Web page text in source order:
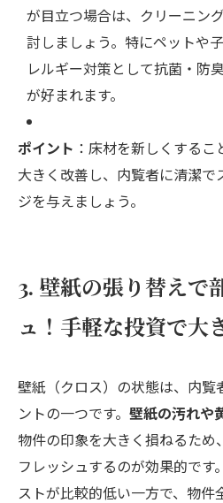
が目立つ場合は、クリーニン
討しましょう。特にペットや
レルギー対策として抗菌・防
が好まれます。
ポイント ：床材を新しくする
大きく改善し、内覧者に清潔で
ジを与えましょう。
3. 壁紙の張り替えで
ュ！手軽な投資で大
壁紙（クロス）の状態は、内覧
ントの一つです。 壁紙の汚れや
物件の印象を大きく損ねるため
フレッシュするのが効果的です
ストが比較的低い一方で、物件